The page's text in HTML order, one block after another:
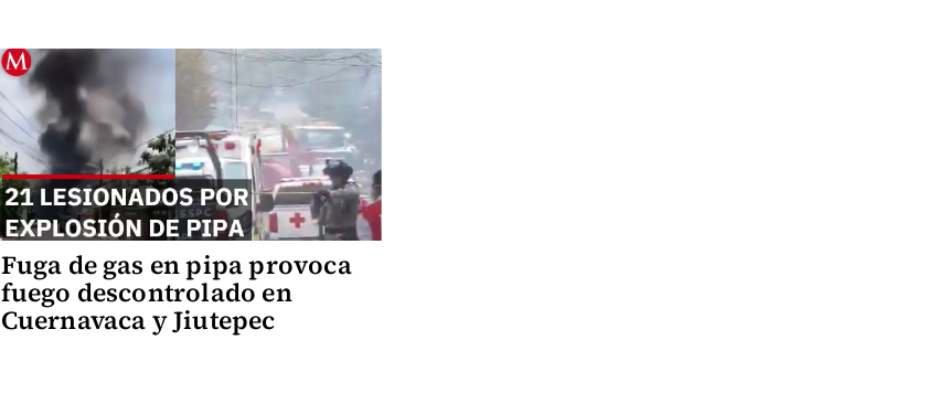
Fuga de gas en pipa provoca
fuego descontrolado en
Cuernavaca y Jiutepec